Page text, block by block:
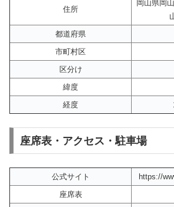
住所
岡山県岡
都道府県
市町村区
区分け
緯度
経度
座席表・アクセス・駐車場
公式サイト
https://
座席表